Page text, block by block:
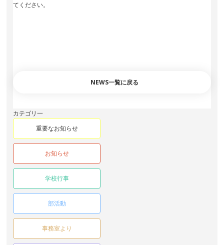
てください。
NEWS一覧に戻る
カテゴリ一
重要なお知らせ
お知らせ
学校行事
部活動
事務室より